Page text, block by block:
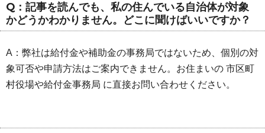
Q：記事を読んでも、私の住んでいる自治体が対象
かどうかわかりません。どこに聞けばいいですか？
A：弊社は給付金や補助金の事務局ではないため、個別の対
象可否や申請方法はご案内できません。お住まいの 市区町
村役場や給付金事務局 に直接お問い合わせください。